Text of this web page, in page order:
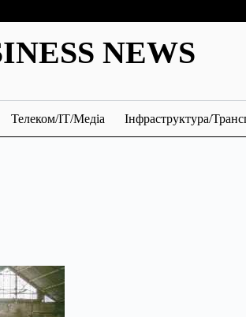
NEWS
Телеком/ІТ/Медіа Інфраструктура/